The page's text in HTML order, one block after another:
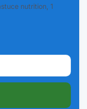
nutrition, 1